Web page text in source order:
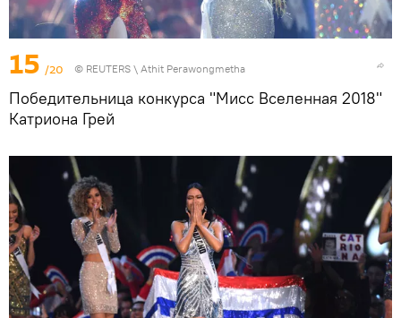
15 /20 © REUTERS \ Athit Perawongmetha
Победительница конкурса "Мисс Вселенная 2018"
Катриона Грей